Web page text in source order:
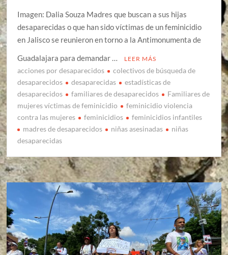
Imagen: Dalia Souza Madres que buscan a sus hijas
desaparecidas o que han sido víctimas de un feminicidio
en Jalisco se reunieron en torno a la Antimonumenta de
Guadalajara para demandar …
LEER MÁS
acciones por desaparecidos
colectivos de búsqueda de
desaparecidos
desaparecidas
estadísticas de
desaparecidos
familiares de desaparecidos
Familiares de
mujeres víctimas de feminicidio
feminicidio violencia
contra las mujeres
feminicidios
feminicidios infantiles
madres de desaparecidos
niñas asesinadas
niñas
desaparecidas